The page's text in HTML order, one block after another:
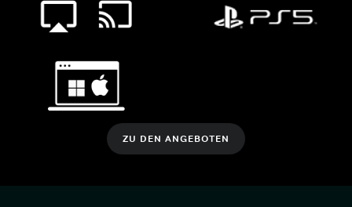
ZU DEN ANGEBOTEN